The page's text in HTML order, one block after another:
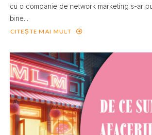
cu o companie de network marketing s-ar
bine...
CITEȘTE MAI MULT